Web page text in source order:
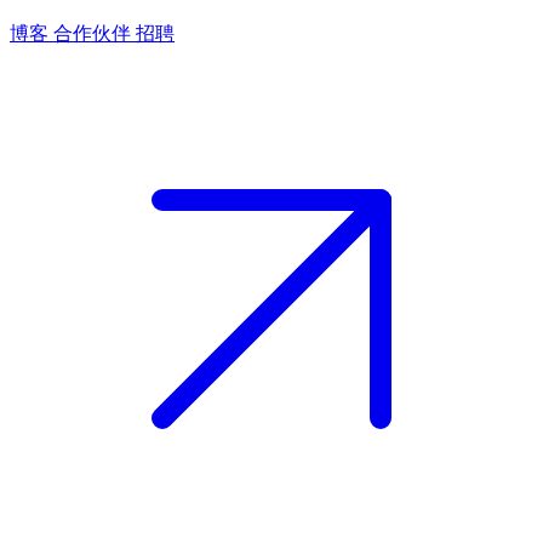
博客 合作伙伴 招聘